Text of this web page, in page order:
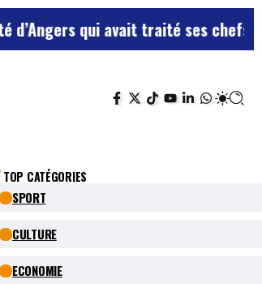
avait traité ses chefs de “chiens”Le
TOP CATÉGORIES
SPORT
CULTURE
ECONOMIE